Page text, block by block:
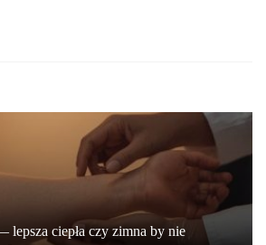
lepsza ciepła czy zimna by nie